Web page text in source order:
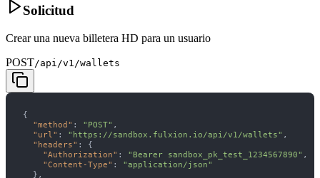
Solicitud
Crear una nueva billetera HD para un usuario
POST/api/v1/wallets
"method" : "POST"
"url" : "https://sandbox.fulxion.io/api/v1/wallets"
"headers"
"Authorization" : "Bearer sandbox_pk_test_1234567890"
"Content-Type" : "application/json"